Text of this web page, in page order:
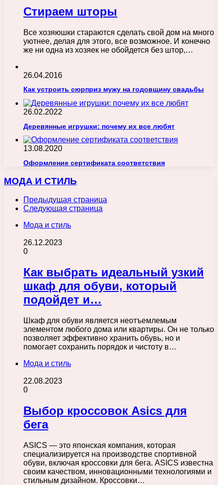
Стираем шторы
Все хозяюшки стараются сделать свой дом на много
уютнее, делая для этого, все возможное. И конечно
же ни одна из хозяек не обойдется без штор,…
26.04.2016
Как устроить сюрприз мужу на годовщину свадьбы
26.02.2022
Деревянные игрушки: почему их все любят
13.08.2020
Оформление сертификата соответствия
МОДА И СТИЛЬ
Предыдущая страница
Следующая страница
Мода и стиль
26.12.2023
0
Как выбрать идеальный узкий
шкаф для обуви, который
подойдет и…
Шкаф для обуви является неотъемлемым
элементом любого дома или квартиры. Он не только
позволяет эффективно хранить обувь, но и
помогает сохранить порядок и чистоту в…
Мода и стиль
22.08.2023
0
Выбор кроссовок Asics для
бега
ASICS — это японская компания, которая
специализируется на производстве спортивной
обуви, включая кроссовки для бега. ASICS известна
своим качеством, инновационными технологиями и
стильным дизайном. Кроссовки…